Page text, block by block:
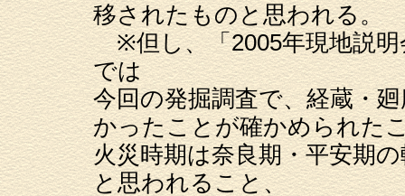
移されたものと思われる。
※但し、「2005年現地説明
では
今回の発掘調査で、経蔵・
かったことが確かめられた
火災時期は奈良期・平安期
と思われること、